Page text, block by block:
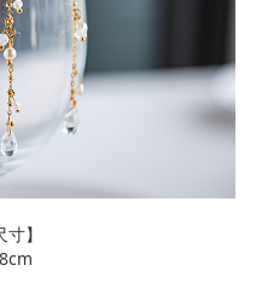
寸】